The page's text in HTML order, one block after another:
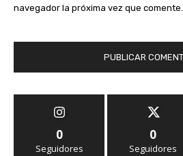
navegador la próxima vez que comente.
0
Seguidores
0
Seguidores